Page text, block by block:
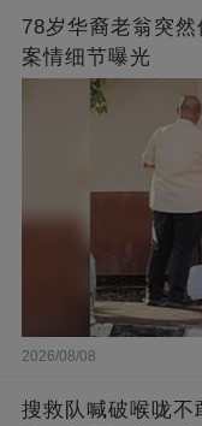
78岁华裔老翁突
案情细节曝光
2026/08/08
搜救队喊破喉咙不